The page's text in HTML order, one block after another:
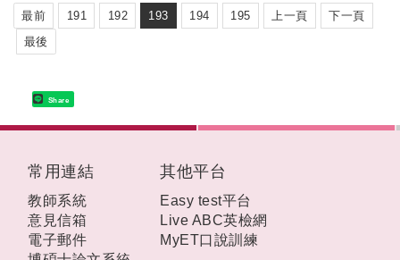
最前 191 192 193 194 195 上一頁
下一頁
最後
Share
常用連結
教師系統
意見信箱
電子郵件
其他平台
Easy test平台
Live ABC英檢網
MyET口說訓練